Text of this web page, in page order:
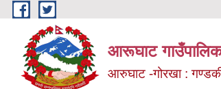
Skip to main content
आरूघाट
आरुघाट -गोरखा :